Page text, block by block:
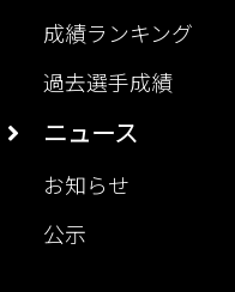
成績ランキング
過去選手成績
ニュース
お知らせ
公示